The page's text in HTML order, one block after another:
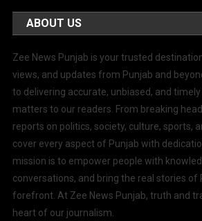
ABOUT US
Zee News Punjab is your trusted
views, and updates from Punjab and
to delivering accurate, unbiased, and
matters to our readers. From breaking
reports on politics, society, culture, sports,
cover every aspect of Punjab with
mission is to empower people with
conversations, and bring the real stories of
forefront. At Zee News Punjab, truth and
heart of our journalism.